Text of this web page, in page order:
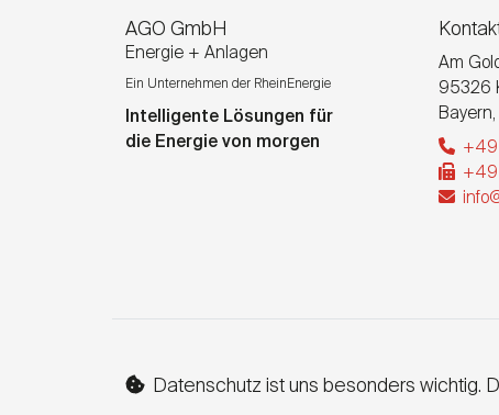
AGO GmbH
Energie + Anlagen
Ein Unternehmen der RheinEnergie
Intelligente Lösungen für
die Energie von morgen
Am
95326
Bayern
+49
+49
Datenschutz ist uns besonders wichtig.